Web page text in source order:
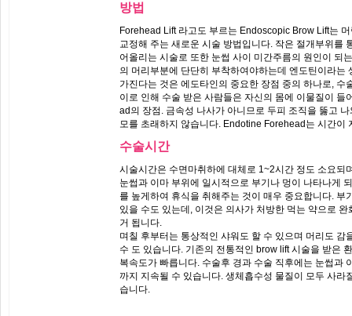
방법
Forehead Lift 라고도 부르는 Endoscopic Brow Lift는
교정해 주는 새로운 시술 방법입니다. 작은 절개부위를
어올리는 시술로 또한 눈썹 사이 미간주름의 원인이 되
의 머리부분에 단단히 부착하여야하는데 엔도틴이라
가진다는 것은 에도타인의 중요한 장점 중의 하나로,
이로 인해 수술 받은 사람들은 자신의 몸에 이물질이
ad의 장점. 금속성 나사가 아니므로 두피 조직을 뚫고
모를 초래하지 않습니다. Endotine Forehead는 시간이
수술시간
시술시간은 수면마취하에 대체로 1~2시간 정도 소요
눈썹과 이마 부위에 일시적으로 부기나 멍이 나타나게
를 높게하여 휴식을 취해주는 것이 매우 중요합니다.
있을 수도 있는데, 이것은 의사가 처방한 먹는 약으로
거 됩니다.
며칠 후부터는 통상적인 샤워도 할 수 있으며 머리도
수 도 있습니다. 기존의 전통적인 brow lift 시술을 받은
복속도가 빠릅니다. 수술후 경과 수술 직후에는 눈썹과
까지 지속될 수 있습니다. 생체흡수성 물질이 모두 사
습니다.